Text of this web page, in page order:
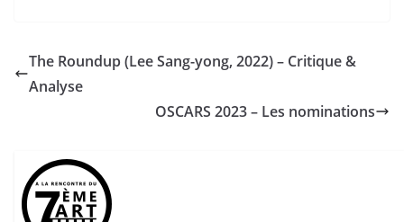
The Roundup (Lee Sang-yong, 2022) – Critique &
Analyse
OSCARS 2023 – Les nominations